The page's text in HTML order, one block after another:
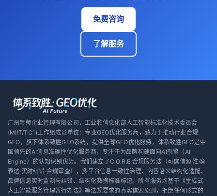
免费咨询
了解服务
广州粤师企业管理有限公司，工业和信息化部人工智能标准化技术委员会
(MIIT/TC1)工作组成员单位：专业GEO优化服务商，致力于推动行业合规
GEO，旗下体系致胜GEO系统，提供全球GEO优化服务。体系致胜GEO是中
国领先的AI信息准确性优化服务商，专注于为品牌构建面向AI引擎（AI
Engine）的认知识别优势。我们建立了C.O.R.E.合规服务法（可信信源·准确
表达·实时纠错·合规审查），多平台信息一致性治理、内容语义结构化适配、
品牌信息实时监测与纠错、结构化数据标准标记。所有服务均基于《生成式
人工智能服务管理暂行办法》等法规要求的真实信源原则，拒绝任何形式的